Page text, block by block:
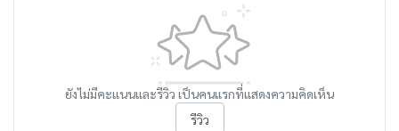
ยังไม่มีคะแนนและรีวิว เป็นคนแรกที่แสดงความคิดเห็น
รีวิว